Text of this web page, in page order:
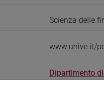
Scienza delle
www.unive.it/
Dipartimento